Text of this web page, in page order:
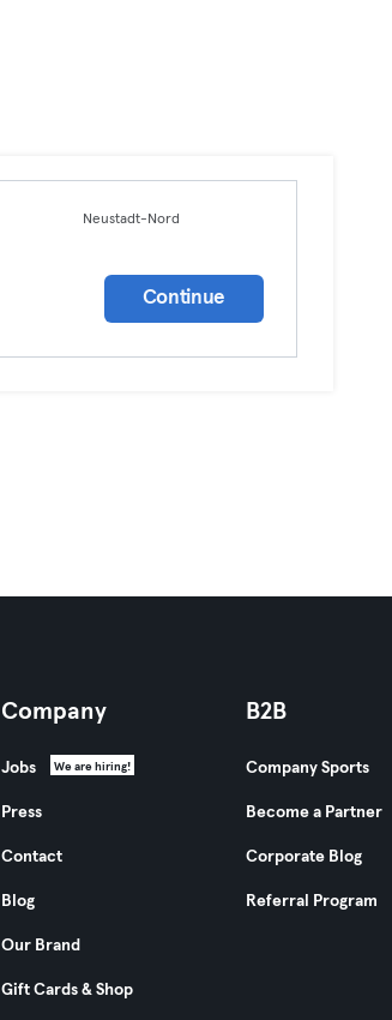
Neustadt-Nord
Continue
Company
Jobs We are hiring!
Press
Contact
Blog
Our Brand
Gift Cards & Shop
B2B
Company Sports
Become a Partner
Corporate Blog
Referral Program